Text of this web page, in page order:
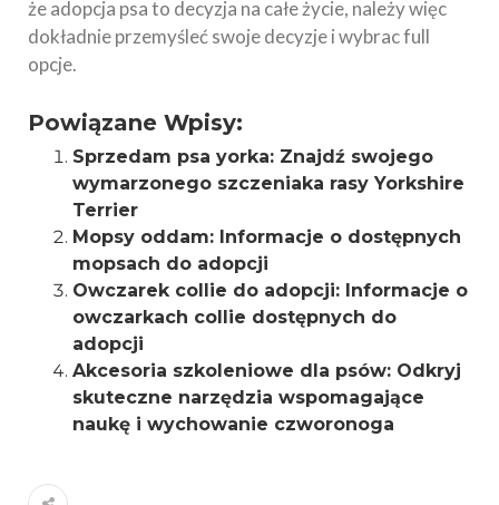
że adopcja psa to decyzja na całe życie, należy więc
dokładnie przemyśleć swoje decyzje i wybrac full
opcje.
Powiązane Wpisy:
Sprzedam psa yorka: Znajdź swojego
wymarzonego szczeniaka rasy Yorkshire
Terrier
Mopsy oddam: Informacje o dostępnych
mopsach do adopcji
Owczarek collie do adopcji: Informacje o
owczarkach collie dostępnych do
adopcji
Akcesoria szkoleniowe dla psów: Odkryj
skuteczne narzędzia wspomagające
naukę i wychowanie czworonoga